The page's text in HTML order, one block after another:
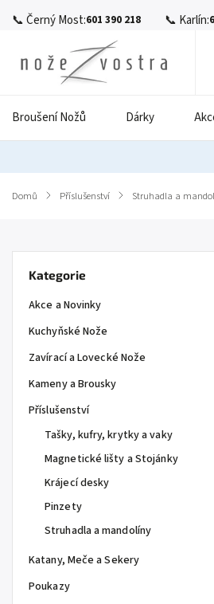
📞 Černý Most:601 390 218 📞 Karlín:
Broušení Nožů Dárky
Domů / Příslušenství / Struhadla a
Kategorie
Akce a Novinky
Kuchyňské Nože
Zavírací a Lovecké Nože
Kameny a Brousky
Příslušenství
Tašky, kufry, krytky a vaky
Magnetické lišty a Stojánky
Krájecí desky
Pinzety
Struhadla a mandolíny
Katany, Meče a Sekery
Poukazy